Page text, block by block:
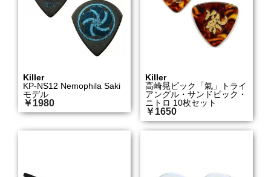
Killer
KP-NS12 Nemophila Saki
モデル
￥1980
Killer
高崎晃ピック「氣」トライ
アングル・サンドビック・
ニトロ 10枚セット
￥1650